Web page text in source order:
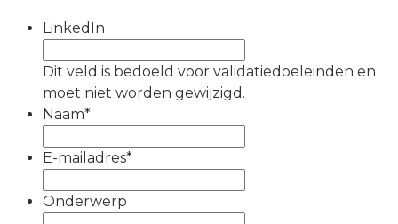
LinkedIn
Dit veld is bedoeld voor validatiedoeleinden en
moet niet worden gewijzigd.
Naam*
E-mailadres*
Onderwerp